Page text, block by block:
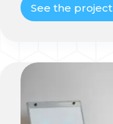
See the project